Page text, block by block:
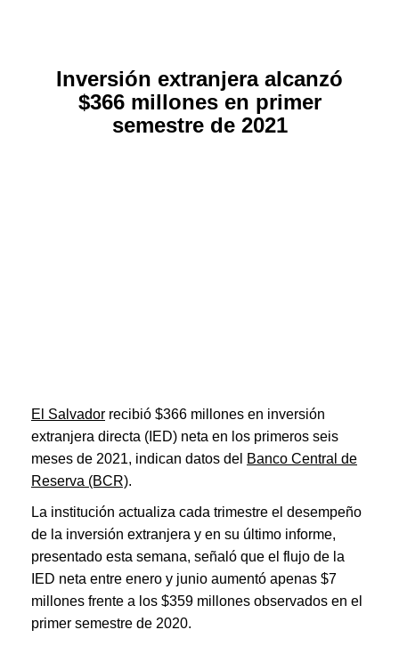
Inversión extranjera alcanzó
$366 millones en primer
semestre de 2021
El Salvador recibió $366 millones en inversión
extranjera directa (IED) neta en los primeros seis
meses de 2021, indican datos del Banco Central de
Reserva (BCR).
La institución actualiza cada trimestre el desempeño
de la inversión extranjera y en su último informe,
presentado esta semana, señaló que el flujo de la
IED neta entre enero y junio aumentó apenas $7
millones frente a los $359 millones observados en el
primer semestre de 2020.